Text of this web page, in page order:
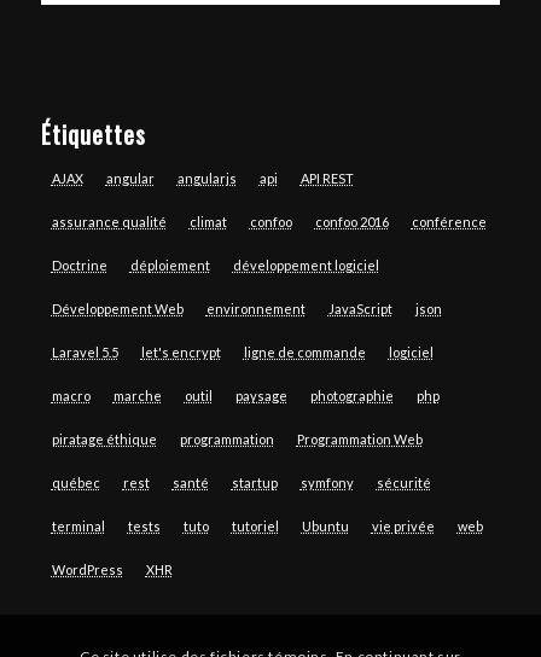
Étiquettes
AJAX angular angularjs api API REST
assurance qualité climat confoo confoo 2016 conférence
Doctrine déploiement développement logiciel
Développement Web environnement JavaScript json
Laravel 5.5 let's encrypt ligne de commande logiciel
macro marche outil paysage photographie php
piratage éthique programmation Programmation Web
québec rest santé startup symfony sécurité
terminal tests tuto tutoriel Ubuntu vie privée web
WordPress XHR